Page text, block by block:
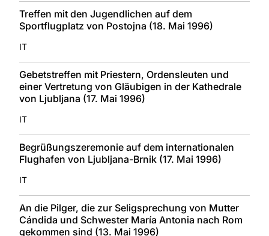
Treffen mit den Jugendlichen auf dem
Sportflugplatz von Postojna (18. Mai 1996)
IT
Gebetstreffen mit Priestern, Ordensleuten und
einer Vertretung von Gläubigen in der Kathedrale
von Ljubljana (17. Mai 1996)
IT
Begrüßungszeremonie auf dem internationalen
Flughafen von Ljubljana-Brnik (17. Mai 1996)
IT
An die Pilger, die zur Seligsprechung von Mutter
Cándida und Schwester María Antonia nach Rom
gekommen sind (13. Mai 1996)